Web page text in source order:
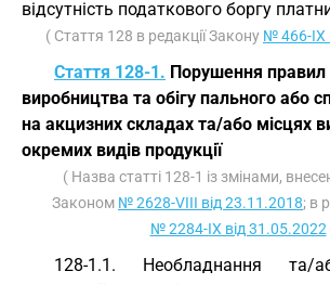
відсутність податкового боргу
( Стаття 128 в редакції Закону № 466-IX
Стаття 128-1. Порушення правил
виробництва та обігу пального або
на акцизних складах та/або місцях
окремих видів продукції
( Назва статті 128-1 із змінами,
Законом № 2628-VIII від 23.11.2018; в
№ 2284-IX від 31.05.2022
128-1.1. Необладнання та/